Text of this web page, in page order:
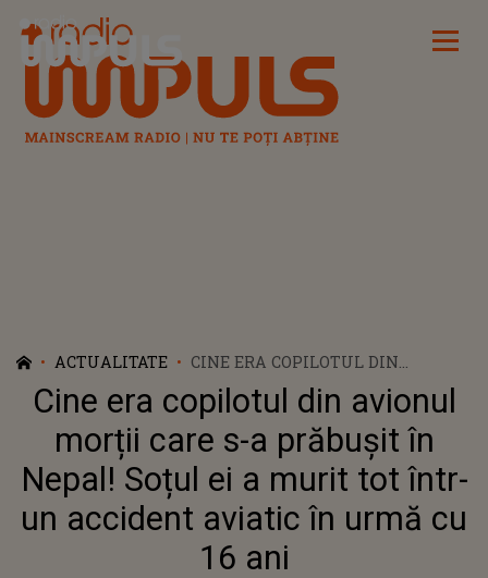
Radio Impuls
ACTUALITATE
CINE ERA COPILOTUL DIN
AVIONUL MORȚII CARE S-A
PRĂBUȘIT ÎN NEPAL! SOȚUL EI A
MURIT TOT ÎNTR-UN ACCIDENT
AVIATIC ÎN URMĂ CU 16 ANI
Cine era copilotul din avionul
morții care s-a prăbușit în
Nepal! Soțul ei a murit tot într-
un accident aviatic în urmă cu
16 ani